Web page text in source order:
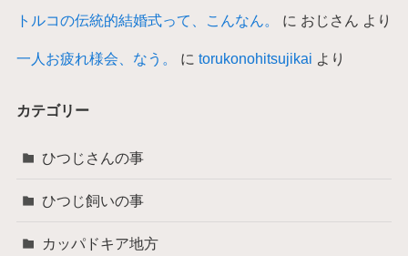
トルコの伝統的結婚式って、こんなん。 に おじさん より
一人お疲れ様会、なう。 に torukonohitsujikai より
カテゴリー
ひつじさんの事
ひつじ飼いの事
カッパドキア地方